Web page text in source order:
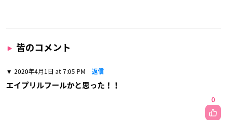
皆のコメント
2020年4月1日 at 7:05 PM 返信
エイプリルフールかと思った！！
0